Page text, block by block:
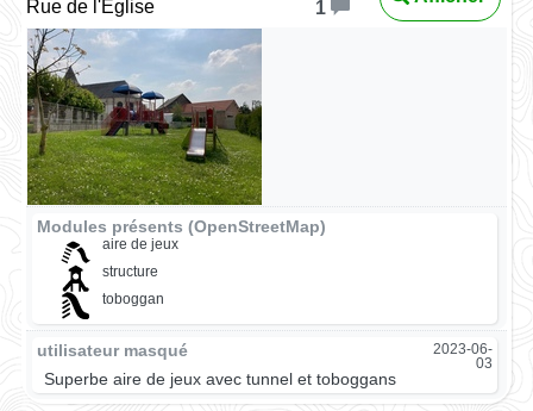
Rue de l'Église
1
Modules présents (OpenStreetMap)
aire de jeux
structure
toboggan
utilisateur masqué
2023-06-
03
Superbe aire de jeux avec tunnel et toboggans